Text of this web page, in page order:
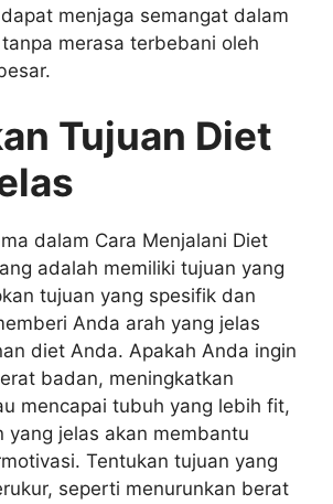
menjaga semangat dalam
merasa terbebani oleh
Tujuan Diet
dalam Cara Menjalani Diet
adalah memiliki tujuan yang
tujuan yang spesifik dan
Anda arah yang jelas
diet Anda. Apakah Anda ingin
badan, meningkatkan
mencapai tubuh yang lebih fit,
yang jelas akan membantu
Tentukan tujuan yang
seperti menurunkan berat